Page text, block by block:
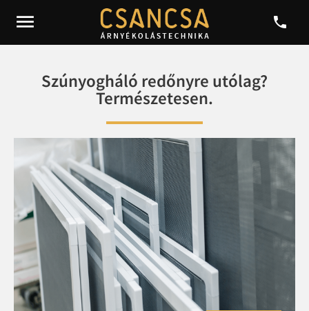
 
Szúnyogháló redőnyre utólag?
Természetesen.